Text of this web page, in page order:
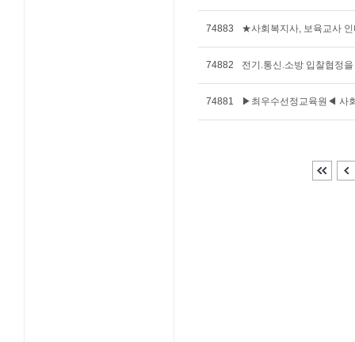
74883 ★사회복지사, 보육교사
74882 전기.통신.소방 입찰협정
74881